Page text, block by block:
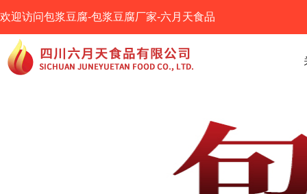
欢迎访问包浆豆腐-包浆豆腐厂家-六月天食品